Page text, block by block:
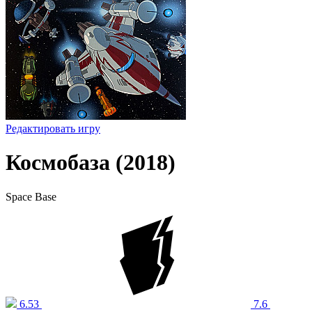
Редактировать игру
Космобаза (2018)
Space Base
6.53 7.6